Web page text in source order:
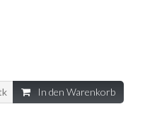
In den Warenkorb